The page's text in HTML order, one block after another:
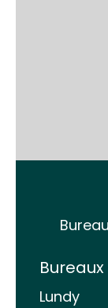
Lundy